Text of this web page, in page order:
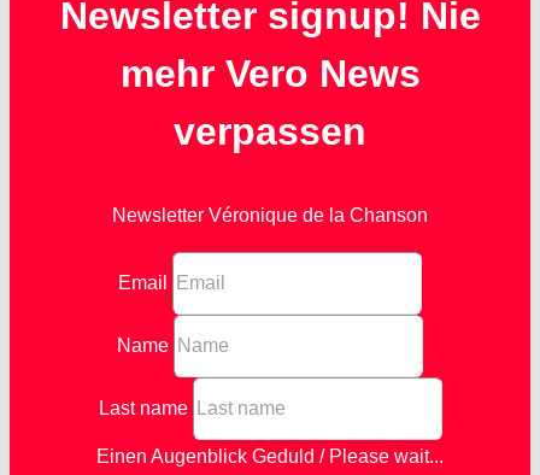
Newsletter signup! Nie
mehr Vero News
verpassen
Newsletter Véronique de la Chanson
Email
Name
Last name
Einen Augenblick Geduld / Please wait...